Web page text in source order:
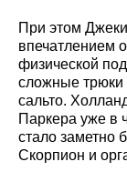
При этом
впечатлением
физической
сложные трюки
сальто.
Паркера уже в
стало заметно
Скорпион и